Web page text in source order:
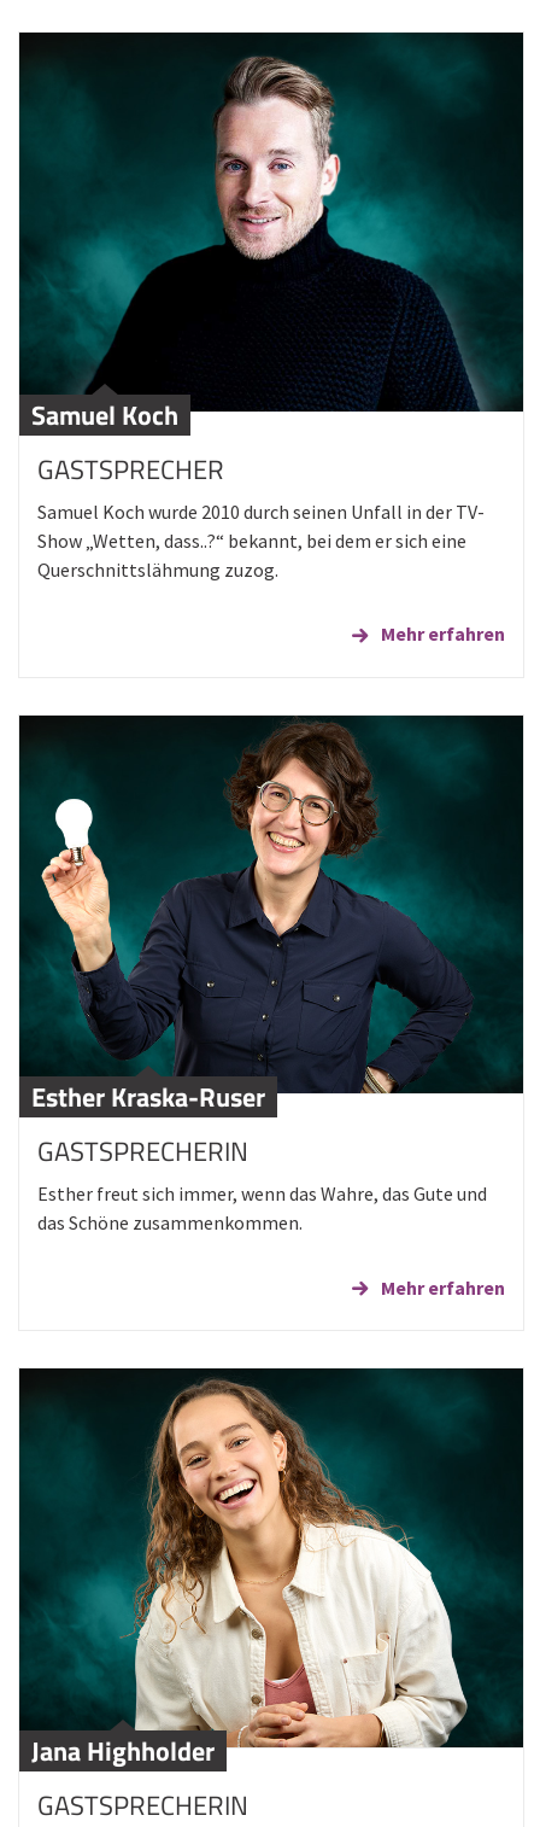
Samuel Koch
GASTSPRECHER
Samuel Koch wurde 2010 durch seinen Unfall in der TV-
Show „Wetten, dass..?“ bekannt, bei dem er sich eine
Querschnittslähmung zuzog.
Mehr erfahren
Esther Kraska-Ruser
GASTSPRECHERIN
Esther freut sich immer, wenn das Wahre, das Gute und
das Schöne zusammenkommen.
Mehr erfahren
Jana Highholder
GASTSPRECHERIN